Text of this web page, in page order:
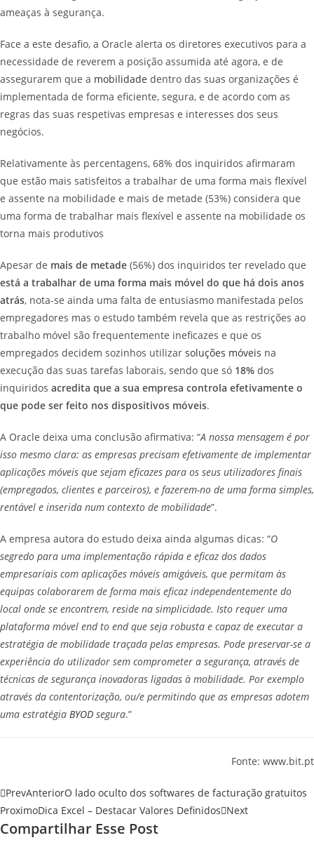
ameaças à segurança.
Face a este desafio, a Oracle alerta os diretores executivos para a
necessidade de reverem a posição assumida até agora, e de
assegurarem que a mobilidade dentro das suas organizações é
implementada de forma eficiente, segura, e de acordo com as
regras das suas respetivas empresas e interesses dos seus
negócios.
Relativamente às percentagens, 68% dos inquiridos afirmaram
que estão mais satisfeitos a trabalhar de uma forma mais flexível
e assente na mobilidade e mais de metade (53%) considera que
uma forma de trabalhar mais flexível e assente na mobilidade os
torna mais produtivos
Apesar de mais de metade (56%) dos inquiridos ter revelado que
está a trabalhar de uma forma mais móvel do que há dois anos
atrás, nota-se ainda uma falta de entusiasmo manifestada pelos
empregadores mas o estudo também revela que as restrições ao
trabalho móvel são frequentemente ineficazes e que os
empregados decidem sozinhos utilizar soluções móveis na
execução das suas tarefas laborais, sendo que só 18% dos
inquiridos acredita que a sua empresa controla efetivamente o
que pode ser feito nos dispositivos móveis.
A Oracle deixa uma conclusão afirmativa: “A nossa mensagem é por
isso mesmo clara: as empresas precisam efetivamente de implementar
aplicações móveis que sejam eficazes para os seus utilizadores finais
(empregados, clientes e parceiros), e fazerem-no de uma forma simples,
rentável e inserida num contexto de mobilidade”.
A empresa autora do estudo deixa ainda algumas dicas: “O
segredo para uma implementação rápida e eficaz dos dados
empresariais com aplicações móveis amigáveis, que permitam às
equipas colaborarem de forma mais eficaz independentemente do
local onde se encontrem, reside na simplicidade. Isto requer uma
plataforma móvel end to end que seja robusta e capaz de executar a
estratégia de mobilidade traçada pelas empresas. Pode preservar-se a
experiência do utilizador sem comprometer a segurança, através de
técnicas de segurança inovadoras ligadas à mobilidade. Por exemplo
através da contentorização, ou/e permitindo que as empresas adotem
uma estratégia BYOD segura.”
Fonte: www.bit.pt
PrevAnteriorO lado oculto dos softwares de facturação gratuitos
ProximoDica Excel – Destacar Valores Definidos Next
Compartilhar Esse Post